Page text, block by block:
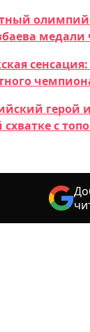
герой
схватке с